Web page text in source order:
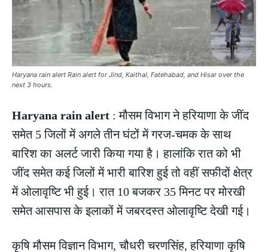
Haryana rain alert Rain alert for Jind, Kaithal, Fatehabad, and Hisar over the
next 3 hours.
Haryana rain alert : मौसम विभाग ने हरियाणा के जींद
समेत 5 जिलों में अगले तीन घंटों में गरज-चमक के साथ
बारिश का अलर्ट जारी किया गया है। हालांकि रात को भी
जींद समेत कई जिलों में भारी बारिश हुई तो वहीं सफीदों क्षेत्र
में ओलावृष्टि भी हुई। रात 10 बजकर 35 मिनट पर मोरखी
समेत आसपास के इलाकों में जबरदस्त ओलावृष्टि देखी गई।
कृषि मौसम विज्ञान विभाग, चौधरी चरणसिंह, हरियाणा कृषि